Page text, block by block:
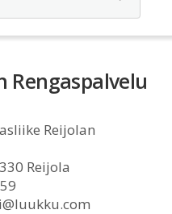
Rengaspalvelu
Reijolan
Reijola